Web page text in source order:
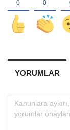
YORUMLAR